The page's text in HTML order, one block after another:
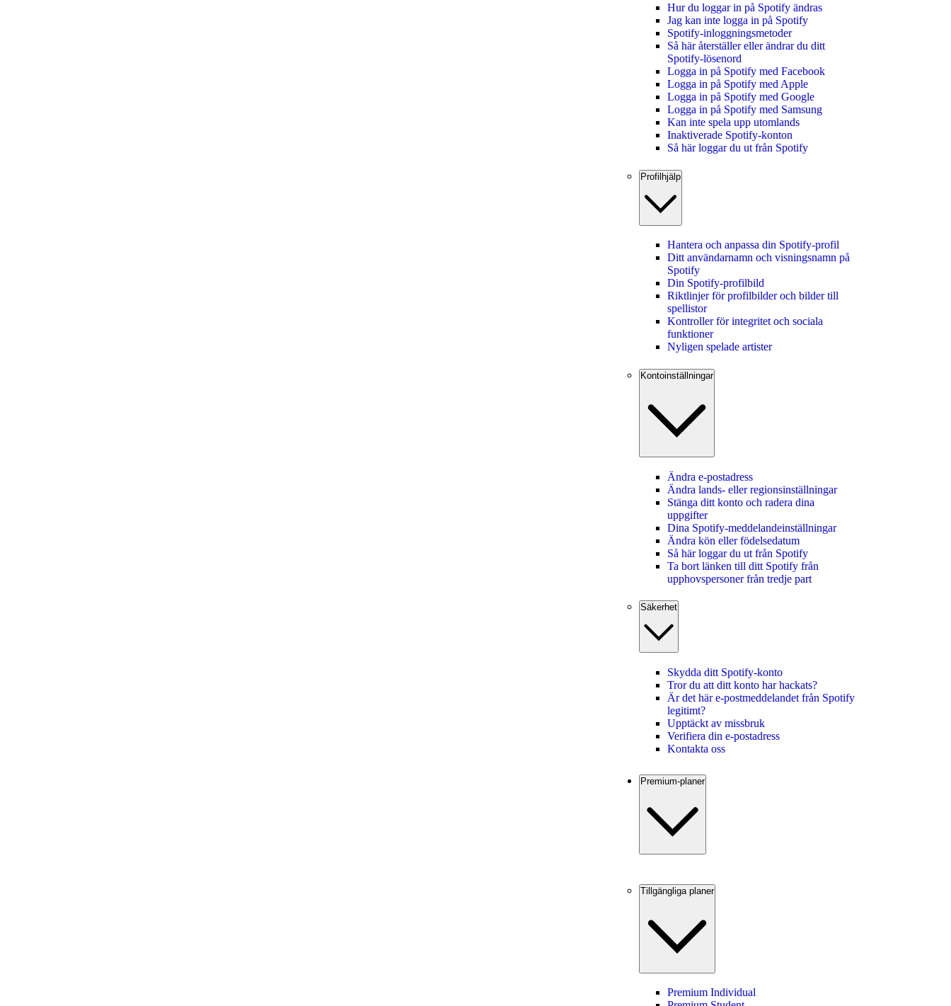
Hur du loggar in på Spotify ändras
Jag kan inte logga in på Spotify
Spotify-inloggningsmetoder
Så här återställer eller ändrar du ditt
Spotify‑lösenord
Logga in på Spotify med Facebook
Logga in på Spotify med Apple
Logga in på Spotify med Google
Logga in på Spotify med Samsung
Kan inte spela upp utomlands
Inaktiverade Spotify-konton
Så här loggar du ut från Spotify
Profilhjälp
Hantera och anpassa din Spotify-profil
Ditt användarnamn och visningsnamn på
Spotify
Din Spotify-profilbild
Riktlinjer för profilbilder och bilder till
spellistor
Kontroller för integritet och sociala
funktioner
Nyligen spelade artister
Kontoinställningar
Ändra e-postadress
Ändra lands‑ eller regionsinställningar
Stänga ditt konto och radera dina
uppgifter
Dina Spotify-meddelandeinställningar
Ändra kön eller födelsedatum
Så här loggar du ut från Spotify
Ta bort länken till ditt Spotify från
upphovspersoner från tredje part
Säkerhet
Skydda ditt Spotify-konto
Tror du att ditt konto har hackats?
Är det här e-postmeddelandet från Spotify
legitimt?
Upptäckt av missbruk
Verifiera din e-postadress
Kontakta oss
Premium-planer
Tillgängliga planer
Premium Individual